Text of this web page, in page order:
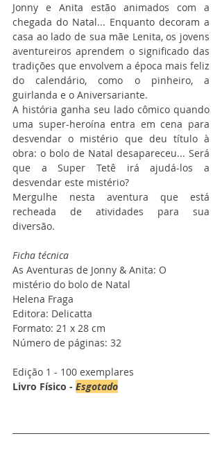
Jonny e Anita estão animados com a
chegada do Natal... Enquanto decoram a
casa ao lado de sua mãe Lenita, os jovens
aventureiros aprendem o significado das
tradições que envolvem a época mais feliz
do calendário, como o pinheiro, a
guirlanda e o Aniversariante.
A história ganha seu lado cômico quando
uma super-heroína entra em cena para
desvendar o mistério que deu título à
obra: o bolo de Natal desapareceu... Será
que a Super Tetê irá ajudá-los a
desvendar este mistério?
Mergulhe nesta aventura que está
recheada de atividades para sua
diversão.
Ficha técnica
As Aventuras de Jonny & Anita: O
mistério do bolo de Natal
Helena Fraga
Editora: Delicatta
Formato: 21 x 28 cm
Número de páginas: 32
Edição 1 - 100 exemplares
Livro Físico - Esgotado